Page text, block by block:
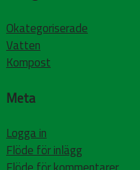
Okategoriserade
Vatten
Kompost
Meta
Logga in
Flöde för inlägg